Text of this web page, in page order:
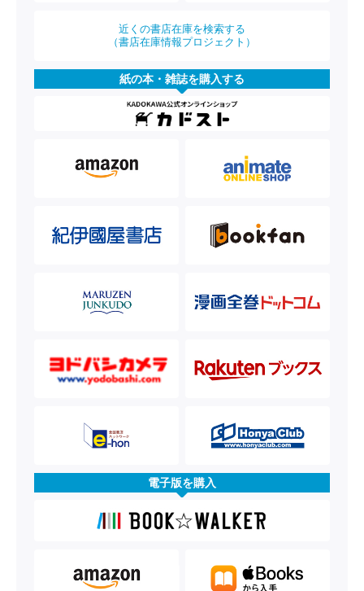
近くの書店在庫を検索する
（書店在庫情報プロジェクト）
紙の本・雑誌を購入する
電子版を購入